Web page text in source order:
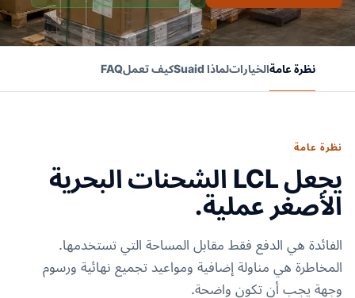
نظرة عامةالخياراتلماذا Suaid كيف تعملFAQ
نظرة عامة
يجعل LCL الشحنات البحرية
الأصغر عملية.
الفائدة هي الدفع فقط مقابل المساحة التي تستخدمها.
المخاطرة هي مناولة إضافية ومواعيد تجميع نهائية ورسوم
وجهة يجب أن تكون واضحة.